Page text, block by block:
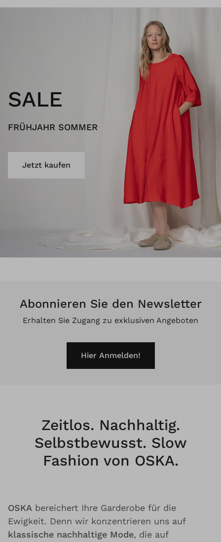
SALE
FRÜHJAHR SOMMER
Jetzt kaufen
Abonnieren Sie den Newsletter
Erhalten Sie Zugang zu exklusiven Angeboten
Hier Anmelden!
Zeitlos. Nachhaltig.
Selbstbewusst. Slow
Fashion von OSKA.
OSKA bereichert Ihre Garderobe für die
Ewigkeit. Denn wir konzentrieren uns auf
klassische nachhaltige Mode, die auf